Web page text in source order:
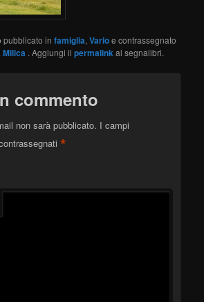
pubblicato infamiglia,Varioe contrassegnato
Milica . Aggiungi ilpermalinkai segnalibri.
commento
non sarà pubblicato. I campi
*